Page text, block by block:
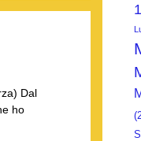
Dal
ho
1